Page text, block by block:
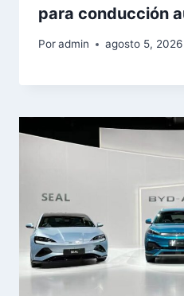
para conducción
Poradmin agosto 5, 2026